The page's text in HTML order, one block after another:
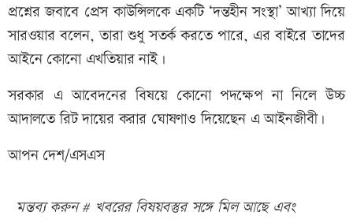
প্রশ্নের জবাবে প্রেস কাউন্সিলকে একটি ‘দন্তহীন সংস্থা’ আখ্যা দিয়ে
সারওয়ার বলেন, তারা শুধু সতর্ক করতে পারে, এর বাইরে তাদের
আইনে কোনো এখতিয়ার নাই।
সরকার এ আবেদনের বিষয়ে কোনো পদক্ষেপ না নিলে উচ্চ
আদালতে রিট দায়ের করার ঘোষণাও দিয়েছেন এ আইনজীবী।
আপন দেশ/এসএস
মন্তব্য করুন # খবরের বিষয়বস্তুর সঙ্গে মিল আছে এবং